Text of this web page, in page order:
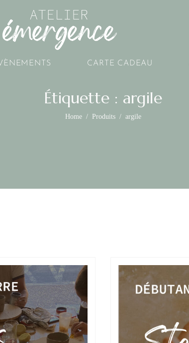
CARTE CADEAU
Étiquette : argile
Home Produits argile